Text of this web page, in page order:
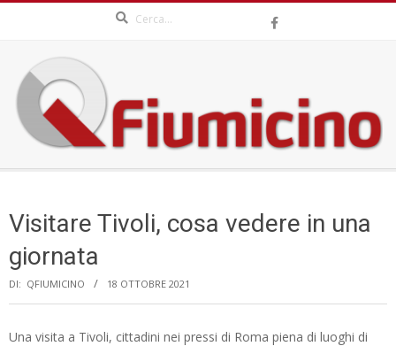
content
QFIUMICINO.COM
Menu
Visitare Tivoli, cosa vedere in una
giornata
DI: QFIUMICINO 18 OTTOBRE 2021
Una visita a Tivoli, cittadini nei pressi di Roma piena di luoghi di